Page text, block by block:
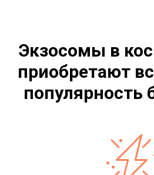
Экзосомы в
приобретают
популярность